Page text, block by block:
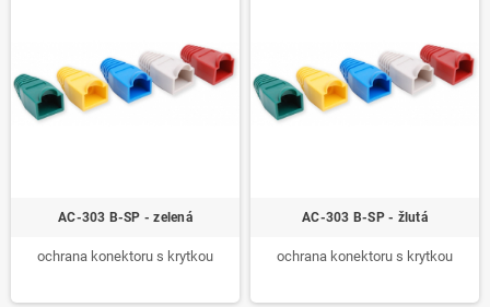
AC-303 B-SP - zelená
ochrana konektoru s krytkou
AC-303 B-SP - žlutá
ochrana konektoru s krytkou